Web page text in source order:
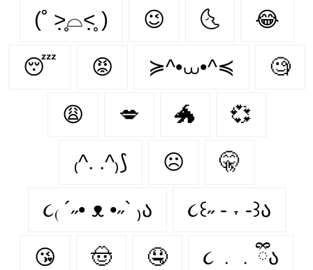
(˚ ˃̣̣̥⌓˂̣̣̥ ) 😉 🌜 😂
😴 😡 ≽^•⩊•^≼ 🧐
😩 💋 🐲 💞
₍^. .^₎⟆ ☹ 🤫
૮₍ ´˶• ᴥ •˶` ₎ა ૮꒰˶ - ˕ -꒱ა
😘 🤠 🤤 ૮ ․ ․ ྀིა